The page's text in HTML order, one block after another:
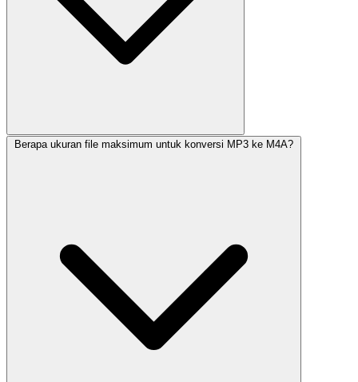
Berapa ukuran file maksimum untuk konversi MP3 ke M4A?